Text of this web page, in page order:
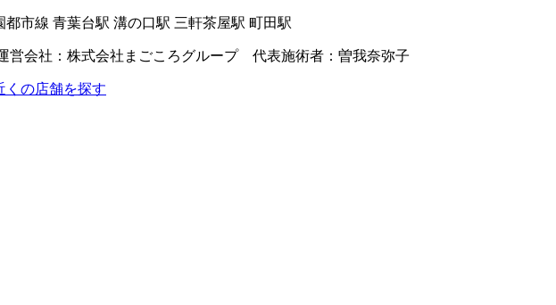
市線 青葉台駅 溝の口駅 三軒茶屋駅 町田駅
営会社：株式会社まごころグループ 代表施術者：曽我奈弥子